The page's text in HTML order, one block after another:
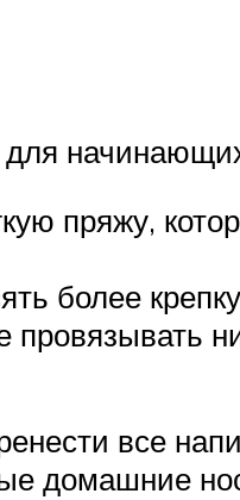
для
пряжу,
более
все
домашние